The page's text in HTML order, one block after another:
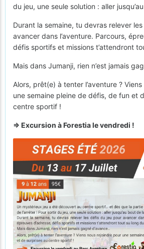
du jeu, une seule solution : aller
Durant la semaine, tu devras relever
avancer dans l’aventure. Parcours,
défis sportifs et missions t’attendront
Mais dans Jumanji, rien n’est jamais
Alors, prêt(e) à tenter l’aventure ?
une semaine pleine de défis, de fun et
centre sportif !
=> Excursion à Forestia le vendredi !